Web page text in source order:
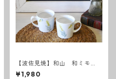
【波佐見焼】和山 和ミモ
ザ マグカップ
¥1,980